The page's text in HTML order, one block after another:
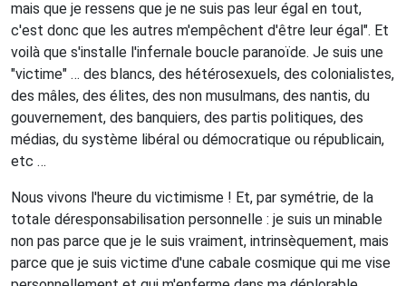
mais que je ressens que je ne suis pas leur égal en tout,
c'est donc que les autres m'empêchent d'être leur égal". Et
voilà que s'installe l'infernale boucle paranoïde. Je suis une
"victime" … des blancs, des hétérosexuels, des colonialistes,
des mâles, des élites, des non musulmans, des nantis, du
gouvernement, des banquiers, des partis politiques, des
médias, du système libéral ou démocratique ou républicain,
etc …
Nous vivons l'heure du victimisme ! Et, par symétrie, de la
totale déresponsabilisation personnelle : je suis un minable
non pas parce que je le suis vraiment, intrinsèquement, mais
parce que je suis victime d'une cabale cosmique qui me vise